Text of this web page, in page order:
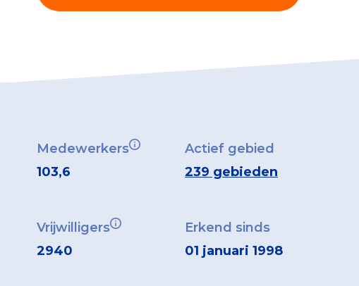
Medewerkers
103,6
Actief gebied
239 gebieden
Vrijwilligers
2940
Erkend sinds
01 januari 1998